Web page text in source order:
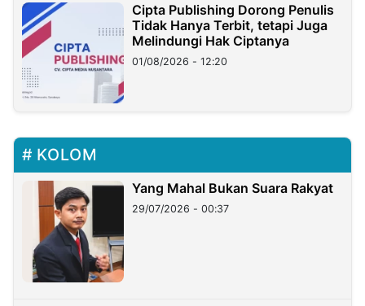
Cipta Publishing Dorong Penulis
Tidak Hanya Terbit, tetapi Juga
Melindungi Hak Ciptanya
01/08/2026 - 12:20
KOLOM
Yang Mahal Bukan Suara Rakyat
29/07/2026 - 00:37